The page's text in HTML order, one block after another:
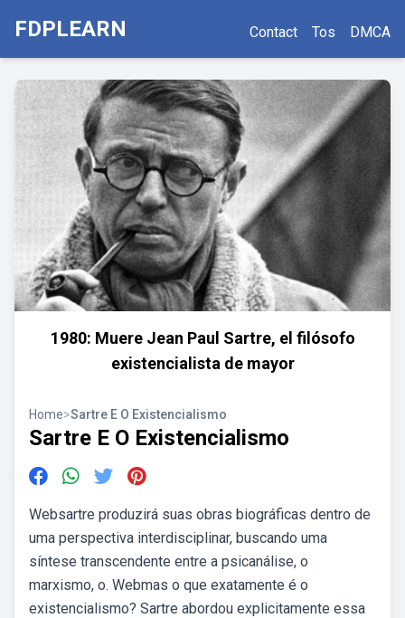
FDPLEARN Contact Tos DMCA
1980: Muere Jean Paul Sartre, el filósofo
existencialista de mayor
Home>Sartre E O Existencialismo
Sartre E O Existencialismo
Websartre produzirá suas obras biográficas dentro de
uma perspectiva interdisciplinar, buscando uma
síntese transcendente entre a psicanálise, o
marxismo, o. Webmas o que exatamente é o
existencialismo? Sartre abordou explicitamente essa